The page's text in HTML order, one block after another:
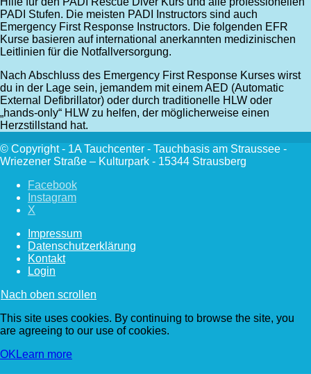
PADI Stufen. Die meisten PADI Instructors sind auch
Emergency First Response Instructors. Die folgenden EFR
Kurse basieren auf international anerkannten medizinischen
Leitlinien für die Notfallversorgung.
Nach Abschluss des Emergency First Response Kurses wirst
du in der Lage sein, jemandem mit einem AED (Automatic
External Defibrillator) oder durch traditionelle HLW oder
„hands-only“ HLW zu helfen, der möglicherweise einen
Herzstillstand hat.
© Copyright - 1A Tauchcenter - Tauchbasis am Straussee -
Wriezener Straße – Kulturpark - 15344 Strausberg
Facebook
Instagram
X
Impressum
Datenschutzerklärung
Kontakt
Login
Nach oben scrollen
This site uses cookies. By continuing to browse the site, you
are agreeing to our use of cookies.
OK Learn more